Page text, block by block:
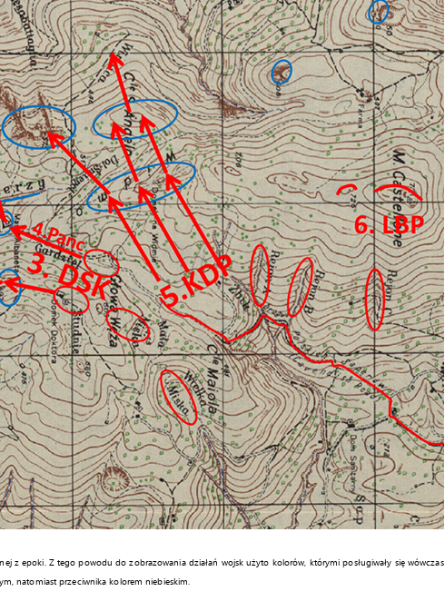
z epoki. Z tego powodu do zobrazowania działań wojsk użyto kolorów, którymi posługiwały się wówczas
natomiast przeciwnika kolorem niebieskim.